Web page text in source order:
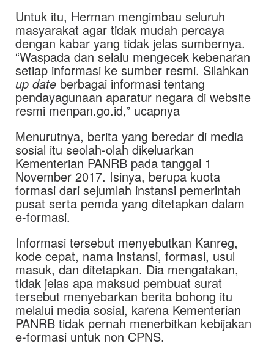
Untuk itu, Herman mengimbau seluruh
masyarakat agar tidak mudah percaya
dengan kabar yang tidak jelas sumbernya.
“Waspada dan selalu mengecek kebenaran
setiap informasi ke sumber resmi. Silahkan
up date berbagai informasi tentang
pendayagunaan aparatur negara di website
resmi menpan.go.id,” ucapnya
Menurutnya, berita yang beredar di media
sosial itu seolah-olah dikeluarkan
Kementerian PANRB pada tanggal 1
November 2017. Isinya, berupa kuota
formasi dari sejumlah instansi pemerintah
pusat serta pemda yang ditetapkan dalam
e-formasi.
Informasi tersebut menyebutkan Kanreg,
kode cepat, nama instansi, formasi, usul
masuk, dan ditetapkan. Dia mengatakan,
tidak jelas apa maksud pembuat surat
tersebut menyebarkan berita bohong itu
melalui media sosial, karena Kementerian
PANRB tidak pernah menerbitkan kebijakan
e-formasi untuk non CPNS.